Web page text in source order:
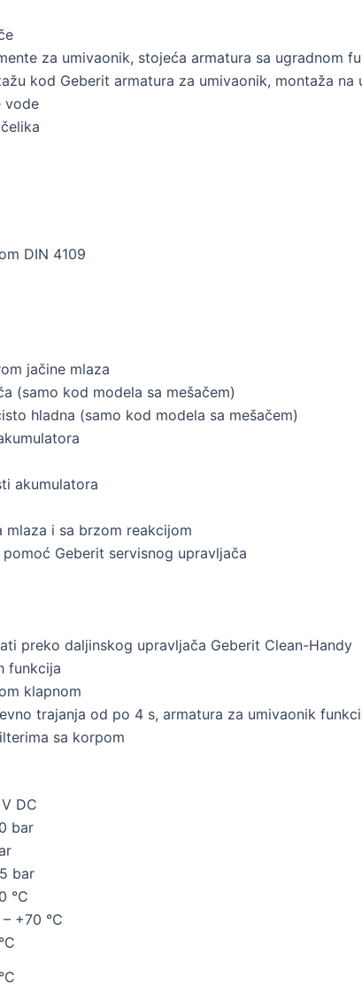
za umivaonik, stojeća armatura sa ugradnom
kod Geberit armatura za umivaonik, montaža
vode
DIN 4109
jačine mlaza
(samo kod modela sa mešačem)
hladna (samo kod modela sa mešačem)
akumulatora
mlaza i sa brzom reakcijom
Geberit servisnog upravljača
preko daljinskog upravljača Geberit Clean-Handy
funkcija
klapnom
trajanja od po 4 s, armatura za umivaonik
sa korpom
DC
bar
bar
°C
+70 °C